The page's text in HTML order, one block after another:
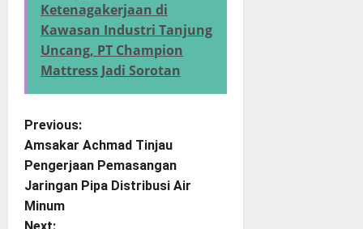
Ketenagakerjaan di
Kawasan Industri Tanjung
Uncang, PT Champion
Mattress Jadi Sorotan
P
o
s
Previous:
Amsakar Achmad Tinjau
Pengerjaan Pemasangan
Jaringan Pipa Distribusi Air
Minum